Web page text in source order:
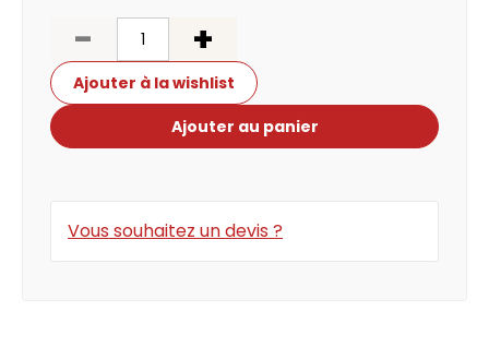
- +
Ajouter au panier
Ajouter à la wishlist
Vous souhaitez un devis ?